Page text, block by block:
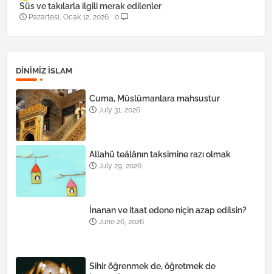
Süs ve takılarla ilgili merak edilenler
Pazartesi, Ocak 12, 2026 0
DINIMIZ ISLAM
Cuma, Müslümanlara mahsustur
July 31, 2026
Allahü teâlânın taksimine razı olmak
July 29, 2026
İnanan ve itaat edene niçin azap edilsin?
June 26, 2026
Sihir öğrenmek de, öğretmek de